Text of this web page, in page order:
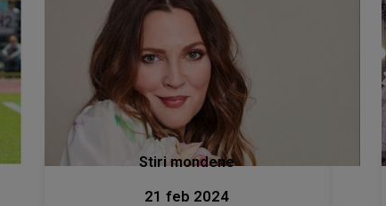
Stiri mondene
21 feb 2024